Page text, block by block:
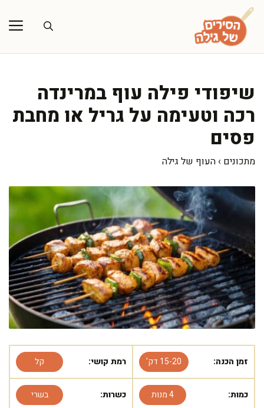
לדלג
לתוכן
שיפודי פילה עוף במרינדה
רכה וטעימה על גריל או מחבת
פסים
מתכונים › העוף של גילה
זמן הכנה: 15-20 דק' רמת קושי: קל
כמות: 4 מנות כשרות: בשרי